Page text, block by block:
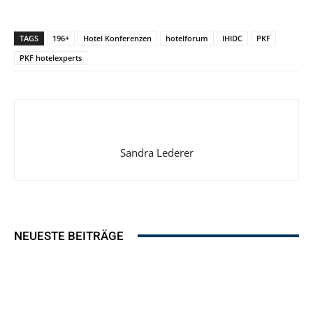
TAGS 196+ Hotel Konferenzen hotelforum IHIDC
PKF
PKF hotelexperts
Sandra Lederer
NEUESTE BEITRÄGE